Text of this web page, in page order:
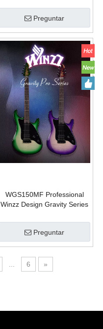
tostado, pastillas HSS Alnico
V, puente de trémolo de 2
puntos (WGS150MF)
Preguntar
WGS150MF Professional
Winzz Design Gravity Series
Guitarra eléctrica
Preguntar
6 »